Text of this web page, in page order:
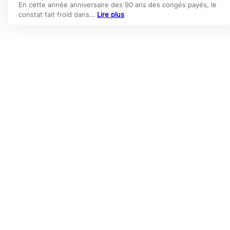
En cette année anniversaire des 90 ans des congés payés, le
constat fait froid dans… Lire plus